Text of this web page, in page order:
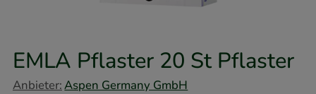
EMLA Pflaster 20 St Pflaster
Anbieter:Aspen Germany GmbH